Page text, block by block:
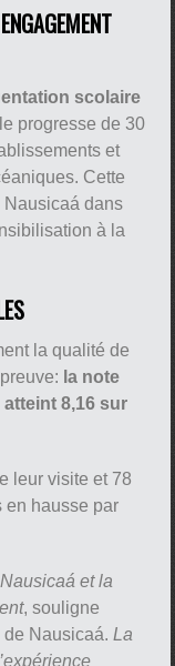
scolaire
progresse de 30
et
Cette
dans
à la
la qualité de
la note
8,16 sur
leur visite et 78
en hausse par
et la
, souligne
de Nausicaá.La